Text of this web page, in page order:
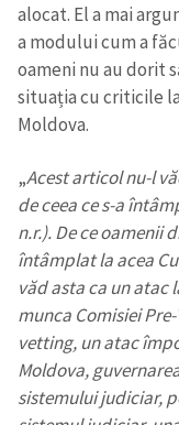
alocat. El a mai
a modului cum a
oameni nu au dorit
situația cu criticile
Moldova.
„Acest articol nu-l
de ceea ce s-a
n.r.). De ce oamenii
întâmplat la acea
văd asta ca un atac
munca Comisiei
vetting, un atac
Moldova,
sistemului judiciar,